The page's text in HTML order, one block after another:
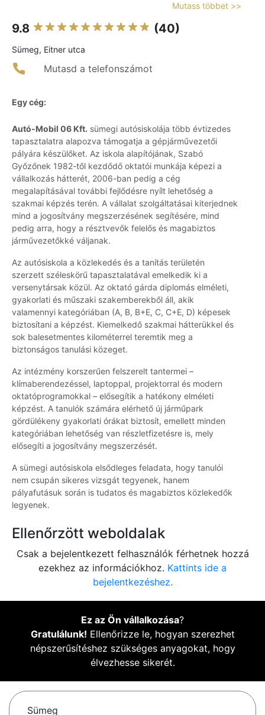
Mutass többet >>
9.8 (40)
Sümeg, Eitner utca
Mutasd a telefonszámot
Egy cég:
Autó-Mobil 06 Kft. sümegi autósiskolája több évtizedes
tapasztalatra alapozva támogatja a gépjárművezetői
pályára készülőket. Az iskola alapítójának, Szabó
Győzőnek 1982-től kezdődő oktatói munkája képezi a
vállalkozás hátterét, 2006-ban pedig a cég
megalapításával további fejlődésre nyílt lehetőség a
szakmai képzés terén. A vállalat szolgáltatásai kiterjednek
mind a jogosítvány megszerzésének segítésére, mind
pedig arra, hogy a résztvevők felelős és magabiztos
járművezetőkké váljanak.
Az autósiskola a közlekedés és a tanítás területén
szerzett széleskörű tapasztalatával emelkedik ki a
versenytársak közül. Az oktató gárda diplomás elméleti,
gyakorlati és műszaki szakemberekből áll, akik
valamennyi kategóriában (A, B, B+E, C, C+E, D) képesek
biztosítani a képzést. Kiemelkedő szakmai hátterükkel és
sok balesetmentes kilométerrel teremtik meg a
biztonságos tanulási közeget.
Az intézmény korszerűen felszerelt tantermei –
klímaberendezéssel, laptoppal, projektorral és modern
oktatóprogramokkal – elősegítik a hatékony elméleti
képzést. A tanulók számára elérhető új járműpark
gördülékeny gyakorlati órákat biztosít, emellett minden
kategóriában lehetőség van részletfizetésre is, mely
elősegíti a jogosítvány megszerzését.
A sümegi autósiskola elsődleges feladata, hogy tanulói
nem csupán sikeres vizsgát tegyenek, hanem
pályafutásuk során is tudatos és magabiztos közlekedők
legyenek.
Ellenőrzött weboldalak
Csak a bejelentkezett felhasználók férhetnek hozzá
ezekhez az információkhoz. Kattints ide a
bejelentkezéshez.
Ez az Ön vállalkozása?
Gratulálunk! Ellenőrizze le, hogyan szerezhet
népszerűsítéshez szükséges anyagokat, hogy
élvezhesse sikerét.
Sümeg